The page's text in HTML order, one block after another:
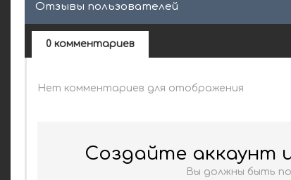
Отзывы пользователей
0 комментариев
Нет комментариев для отображения
Создайте аккаунт
Вы должны быть